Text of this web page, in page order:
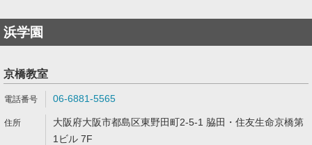
浜学園
京橋教室
06-6881-5565
大阪府大阪市都島区東野田町2-5-1 脇田・住友生命京橋第
1ビル 7F